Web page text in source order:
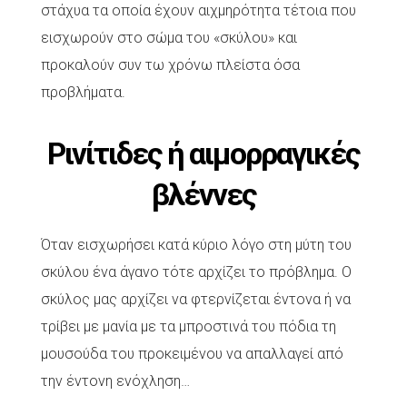
στάχυα τα οποία έχουν αιχμηρότητα τέτοια που
εισχωρούν στο σώμα του «σκύλου» και
προκαλούν συν τω χρόνω πλείστα όσα
προβλήματα.
Ρινίτιδες ή αιμορραγικές
βλέννες
Όταν εισχωρήσει κατά κύριο λόγο στη μύτη του
σκύλου ένα άγανο τότε αρχίζει το πρόβλημα. Ο
σκύλος μας αρχίζει να φτερνίζεται έντονα ή να
τρίβει με μανία με τα μπροστινά του πόδια τη
μουσούδα του προκειμένου να απαλλαγεί από
την έντονη ενόχληση…